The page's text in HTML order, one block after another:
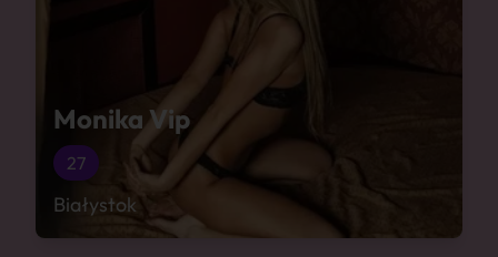
Monika Vip
27
Białystok